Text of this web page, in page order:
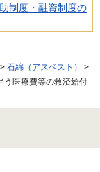
制度・融資制度の
> 石綿（アスベスト）
>
う医療費等の救済給付